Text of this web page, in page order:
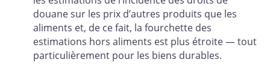
douane sur les prix d’autres produits que les
aliments et, de ce fait, la fourchette des
estimations hors aliments est plus étroite — tout
particulièrement pour les biens durables.